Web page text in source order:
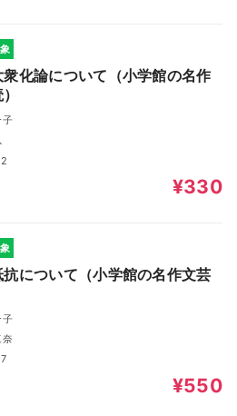
化論について（小学館の名作
子
¥330
抗について（小学館の名作文芸
子
奈
¥550